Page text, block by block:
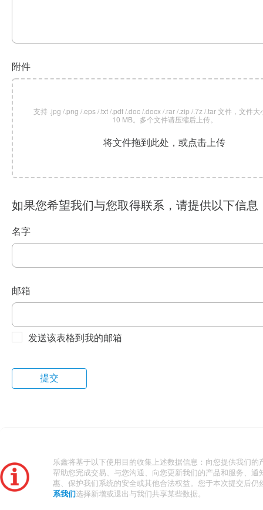
附件
支持 .jpg /.png /.eps /.txt /.pdf /.doc /.docx /.rar /.zip /.7z /.tar 文件，文件大
10 MB。多个文件请压缩后上传。
将文件拖到此处，或点击上传
如果您希望我们与您取得联系，请提供以下信息
名字
邮箱
发送该表格到我的邮箱
乐鑫将基于以下使用目的收集上述数据信息：向您提供我们的
帮助您完成交易、与您沟通、向您更新我们的产品和服务、通
惠、保护我们系统的安全或其他合法权益。您于本次提交后仍
系我们 选择新增或退出与我们共享某些数据。